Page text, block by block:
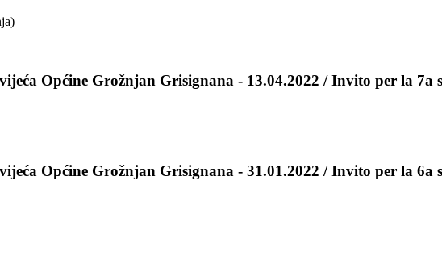
Općine Grožnjan Grisignana - 13.04.2022 / Invito per la 7a
Općine Grožnjan Grisignana - 31.01.2022 / Invito per la 6a